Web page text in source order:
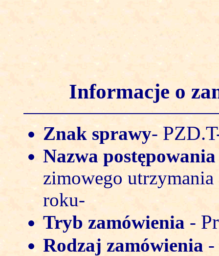
Informacje o
Znak sprawy-
Nazwa
zimowego
roku-
Tryb zamówienia -
Rodzaj zamówienia -